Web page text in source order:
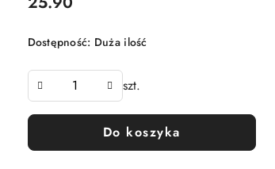
Dostępność: Duża ilość
szt.
Do koszyka